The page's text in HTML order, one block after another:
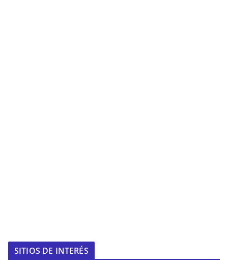
SITIOS DE INTERÉS